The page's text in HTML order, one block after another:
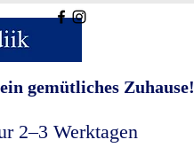
gemütliches Zuhause!
2–3 Werktagen